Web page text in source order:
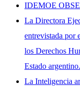
IDEMOE
La Directora
entrevistada por
los Derechos
Estado argentino.
La Inteligencia